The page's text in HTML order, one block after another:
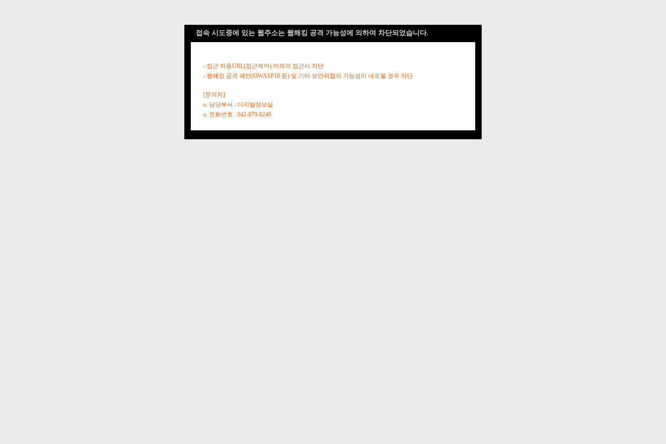
접속 시도중에 있는 웹주소는 웹해킹 공격 가능성에 의하여 차단되었습니다.
- 접근 허용URL(접근제어) 이외의 접근시 차단
- 웹해킹 공격 패턴(OWASP10 등) 및 기타 보안위협의 가능성이 내포될 경우 차단
[문의처]
o. 담당부서 : 디지털정보실
o. 전화번호 : 042-879-6249